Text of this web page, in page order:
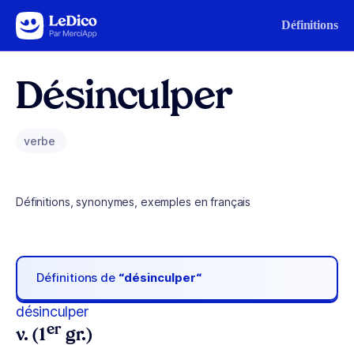
Aller au contenu Définitions
Désinculper
verbe
Définitions, synonymes, exemples en français
Définitions de “désinculper“
désinculper
v. (1er gr.)